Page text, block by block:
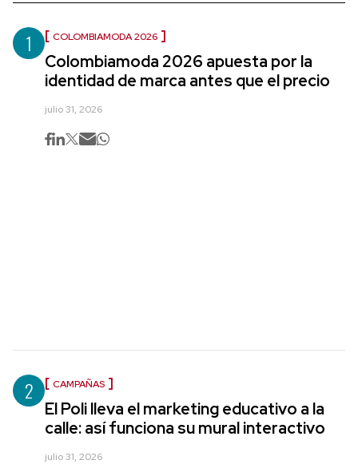
1 COLOMBIAMODA 2026
Colombiamoda 2026 apuesta por la
identidad de marca antes que el precio
julio 31, 2026
2 CAMPAÑAS
El Poli lleva el marketing educativo a la
calle: así funciona su mural interactivo
julio 31, 2026